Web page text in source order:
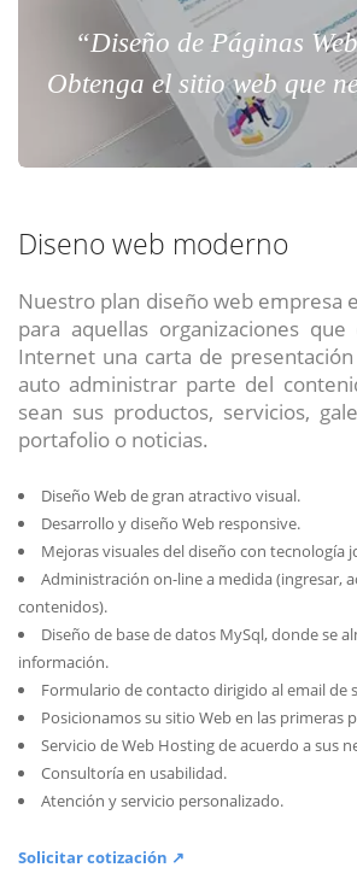
“Diseño de Páginas
Obtenga el sitio web que
Diseno web moderno
Nuestro plan diseño web empresa
para aquellas organizaciones
Internet una carta de
auto administrar parte del
sean sus productos, servicios,
portafolio o noticias.
Diseño Web de gran atractivo visual.
Desarrollo y diseño Web responsive.
Mejoras visuales del diseño con tecnología
Administración on-line a medida (ingresar,
contenidos).
Diseño de base de datos MySql, donde se
información.
Formulario de contacto dirigido al email de
Posicionamos su sitio Web en las primeras
Servicio de Web Hosting de acuerdo a sus
Consultoría en usabilidad.
Atención y servicio personalizado.
Solicitar cotización ↗